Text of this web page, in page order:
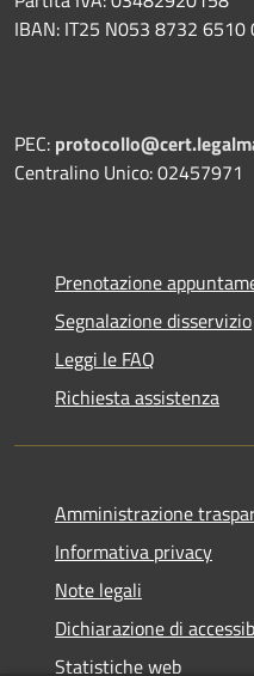
IBAN: IT25 N053 8732
PEC:
Centralino Unico: 02457971
Prenotazione
Segnalazione disservizio
Leggi le FAQ
Richiesta assistenza
Amministrazione
Informativa privacy
Note legali
Dichiarazione di
Statistiche web